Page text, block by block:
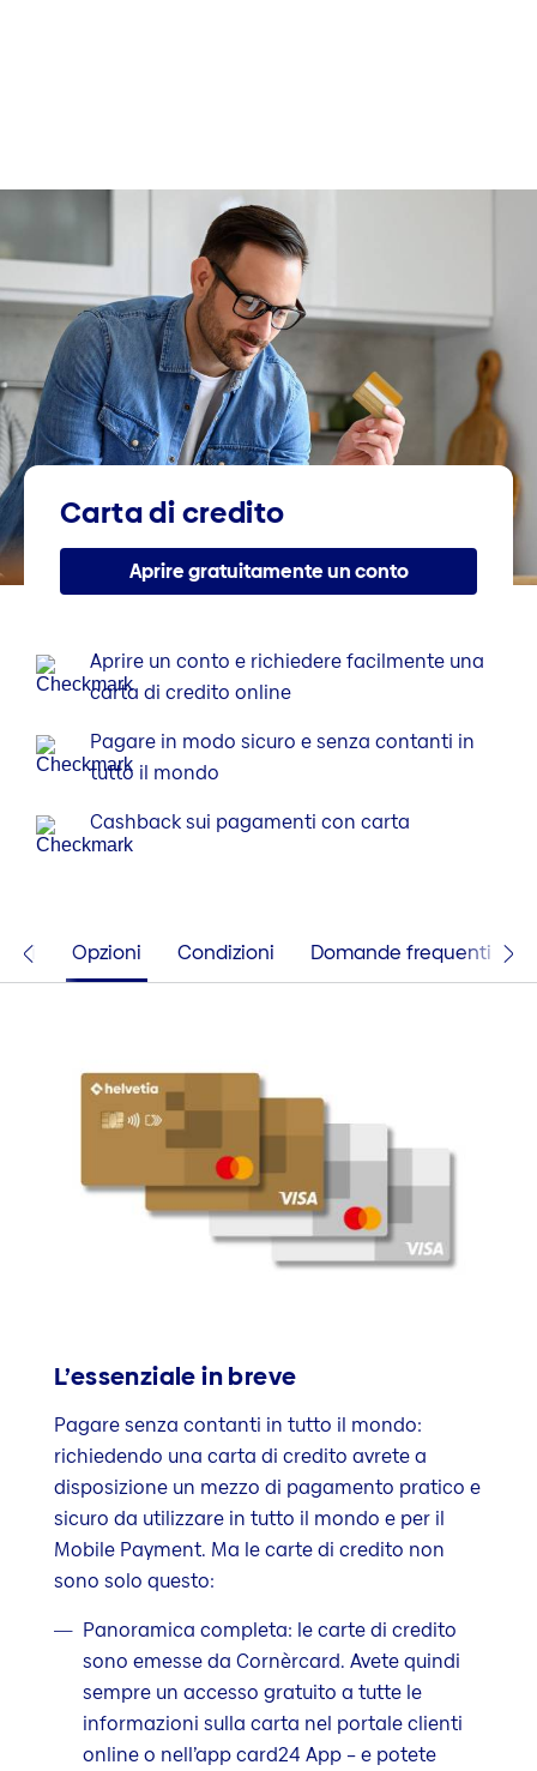
Carta di credito
Aprire gratuitamente un conto
Aprire un conto e richiedere facilmente una
carta di credito online
Pagare in modo sicuro e senza contanti in
tutto il mondo
Cashback sui pagamenti con carta
Opzioni Condizioni Domande frequenti
L’essenziale in breve
Pagare senza contanti in tutto il mondo:
richiedendo una carta di credito avrete a
disposizione un mezzo di pagamento pratico e
sicuro da utilizzare in tutto il mondo e per il
Mobile Payment. Ma le carte di credito non
sono solo questo:
Panoramica completa: le carte di credito
sono emesse da Cornèrcard. Avete quindi
sempre un accesso gratuito a tutte le
informazioni sulla carta nel portale clienti
online o nell’app card24 App – e potete